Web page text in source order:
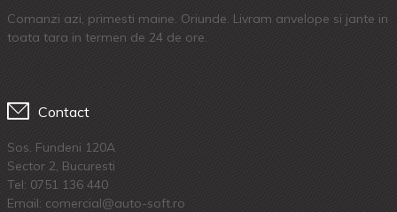
Comanzi azi, primesti maine. Oriunde. Livram anvelope si jante in
toata tara in termen de 24 de ore.
Contact
Sos. Fundeni 120A
Sector 2, Bucuresti
Tel: 0751 136 440
Email: comercial@auto-soft.ro